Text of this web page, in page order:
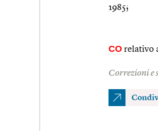
1985;
CO relativo
Correzioni e